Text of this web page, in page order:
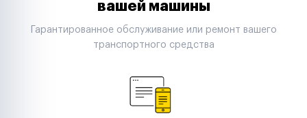
Строительные компании
Аренда спецтехники
вашей машины
Гарантированное обслуживание или ремонт вашего
транспортного средства